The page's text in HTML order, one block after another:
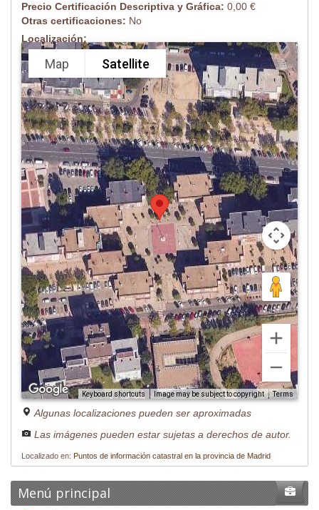
Precio Certificación Descriptiva y Gráfica: 0,00 €
Otras certificaciones: No
Localización:
Map Satellite
Keyboard shortcuts Image may be subject to copyright Terms
Algunas localizaciones pueden ser aproximadas
Las imágenes pueden estar sujetas a derechos de autor.
Localizado en: Puntos de información catastral en la provincia de Madrid
Menú principal